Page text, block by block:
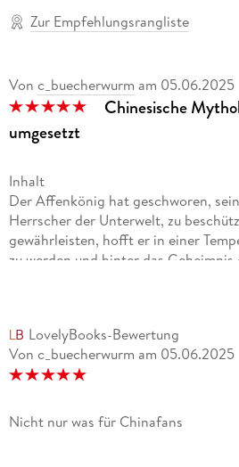
Zur Empfehlungsrangliste
Von c_buecherwurm am 05.06.2025
Chinesische
umgesetzt
Inhalt
Der Affenkönig hat geschworen,
Herrscher der Unterwelt, zu
gewährleisten, hofft er in einer
zu werden und hinter das
Vogeldämonin Shushi und einer
Jingu Bang?
Meinung
für chinesische Mythologie
LovelyBooks-Bewertung
Von c_buecherwurm am 05.06.2025
Nicht nur was für Chinafans